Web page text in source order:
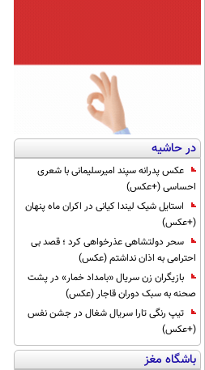
در حاشیه
عکس پدرانه سپند امیرسلیمانی با شعری
احساسی (+عکس)
استایل شیک لیندا کیانی در اکران ماه پنهان
(+عکس)
سحر دولتشاهی عذرخواهی کرد ؛ قصد بی
احترامی به اذان نداشتم (عکس)
بازیگران زن سریال «بامداد خمار» در پشت
صحنه به سبک دوران قاجار (عکس)
تیپ رنگی تارا سریال شغال در جشن نفس
(+عکس)
باشگاه مغز